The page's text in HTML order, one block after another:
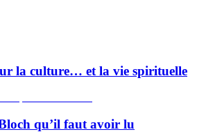
la culture… et la vie spirituelle
qu’il faut avoir lu